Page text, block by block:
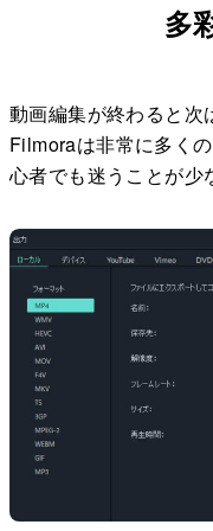
多
動画編集が終わると次
Filmoraは非常に多く
心者でも迷うことが少